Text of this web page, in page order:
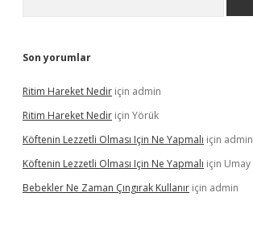
Son yorumlar
Ritim Hareket Nedir için admin
Ritim Hareket Nedir için Yörük
Köftenin Lezzetli Olması Için Ne Yapmalı için admin
Köftenin Lezzetli Olması Için Ne Yapmalı için Umay
Bebekler Ne Zaman Çıngırak Kullanır için admin